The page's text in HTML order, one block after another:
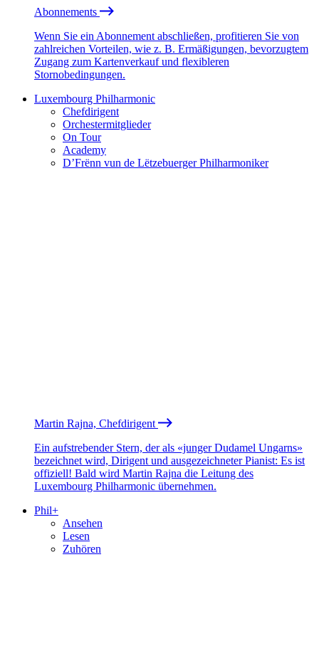
Abonnements
Wenn Sie ein Abonnement abschließen, profitieren Sie von
zahlreichen Vorteilen, wie z. B. Ermäßigungen, bevorzugtem
Zugang zum Kartenverkauf und flexibleren
Stornobedingungen.
Luxembourg Philharmonic
Chefdirigent
Orchestermitglieder
On Tour
Academy
D’Frënn vun de Lëtzebuerger Philharmoniker
Martin Rajna, Chefdirigent
Ein aufstrebender Stern, der als «junger Dudamel Ungarns»
bezeichnet wird, Dirigent und ausgezeichneter Pianist: Es ist
offiziell! Bald wird Martin Rajna die Leitung des
Luxembourg Philharmonic übernehmen.
Phil+
Ansehen
Lesen
Zuhören